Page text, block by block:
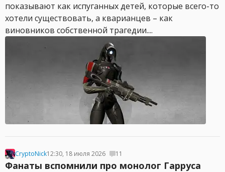
показывают как испуганных детей, которые всего-то
хотели существовать, а кварианцев – как
виновников собственной трагедии....
CryptoNick12:30, 18 июля 2026 11
Фанаты вспомнили про монолог Гарруса